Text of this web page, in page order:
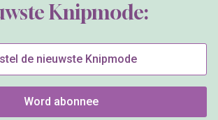
Knipmode:
de nieuwste Knipmode
Word abonnee